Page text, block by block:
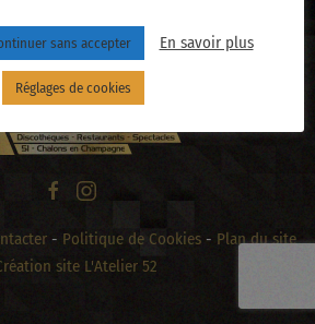
- Politique de Cookies - Plan du site
site L'Atelier 52
sans accepter En savoir plus
Réglages de cookies